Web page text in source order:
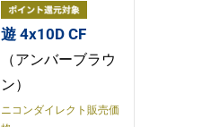
遊 4x10D CF
（アンバーブラウ
ン）
ニコンダイレクト販売価